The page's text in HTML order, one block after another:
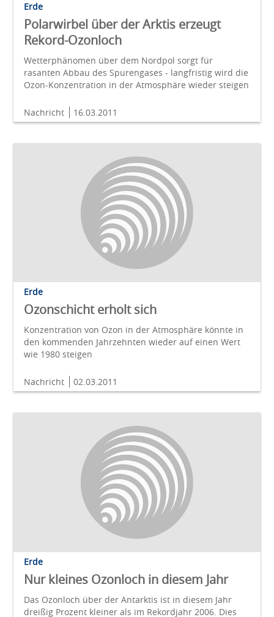
Erde
Polarwirbel über der Arktis erzeugt
Rekord-Ozonloch
Wetterphänomen über dem Nordpol sorgt für
rasanten Abbau des Spurengases - langfristig wird die
Ozon-Konzentration in der Atmosphäre wieder steigen
Nachricht 16.03.2011
Erde
Ozonschicht erholt sich
Konzentration von Ozon in der Atmosphäre könnte in
den kommenden Jahrzehnten wieder auf einen Wert
wie 1980 steigen
Nachricht 02.03.2011
Erde
Nur kleines Ozonloch in diesem Jahr
Das Ozonloch über der Antarktis ist in diesem Jahr
dreißig Prozent kleiner als im Rekordjahr 2006. Dies